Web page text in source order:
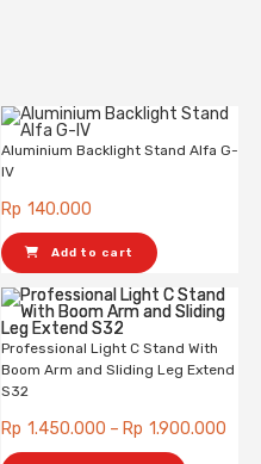
Aluminium Backlight Stand Alfa G-
IV
Rp 140.000
Add to cart
Professional Light C Stand With
Boom Arm and Sliding Leg Extend
S32
Rp 1.450.000 – Rp 1.900.000